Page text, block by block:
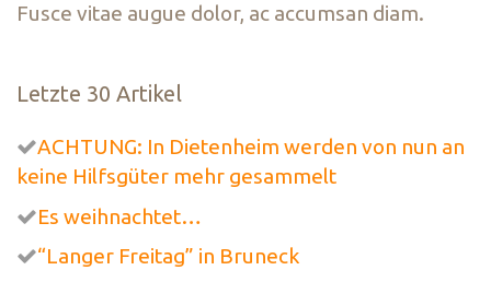
Fusce vitae augue dolor, ac accumsan diam.
Letzte 30 Artikel
ACHTUNG: In Dietenheim werden von nun an
keine Hilfsgüter mehr gesammelt
Es weihnachtet…
“Langer Freitag” in Bruneck